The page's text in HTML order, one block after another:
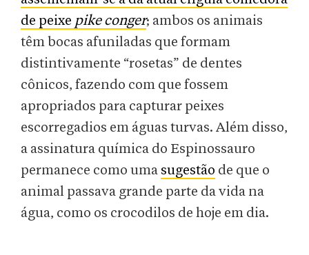
de peixe pike conger; ambos os animais
têm bocas afuniladas que formam
distintivamente “rosetas” de dentes
cônicos, fazendo com que fossem
apropriados para capturar peixes
escorregadios em águas turvas. Além disso,
a assinatura química do Espinossauro
permanece como uma sugestão de que o
animal passava grande parte da vida na
água, como os crocodilos de hoje em dia.